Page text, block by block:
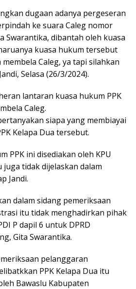
dugaan adanya pergeseran
ke suara Caleg nomor
Swarantika, dibantah oleh kuasa
kuasa hukum tersebut
Caleg, ya tapi silahkan
Selasa (26/3/2024).
lantaran kuasa hukum PPK
Caleg.
siapa yang membiayai
Kelapa Dua tersebut.
PPK ini disediakan oleh KPU
tidak dijelaskan dalam
Jandi.
dalam sidang pemeriksaan
itu tidak menghadirkan pihak
P dapil 6 untuk DPRD
Gita Swarantika.
pelanggaran
PPK Kelapa Dua itu
Bawaslu Kabupaten